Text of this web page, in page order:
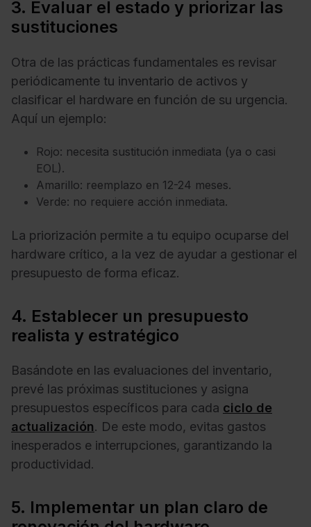
3. Evaluar el estado y priorizar las
sustituciones
Otra de las prácticas fundamentales es revisar
periódicamente tu inventario de activos y
clasificar el hardware en función de su urgencia.
Aquí un ejemplo:
Rojo: necesita sustitución inmediata (ya o casi
EOL).
Amarillo: reemplazo en 12-24 meses.
Verde: no requiere acción inmediata.
La priorización permite a tu equipo ocuparse del
hardware crítico, a la vez de ayudar a gestionar el
presupuesto de forma eficaz.
4. Establecer un presupuesto
realista y estratégico
Basándote en las evaluaciones del inventario,
prevé las próximas sustituciones y asigna
presupuestos específicos para cada ciclo de
actualización. De este modo, evitas gastos
inesperados e interrupciones, garantizando la
productividad.
5. Implementar un plan claro de